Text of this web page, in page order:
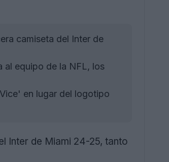
camiseta del Inter de
al equipo de la NFL, los
en lugar del logotipo
Inter de Miami 24-25, tanto